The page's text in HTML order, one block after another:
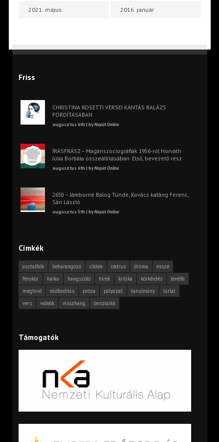
2021. május 2016. január
Friss
CHRISTINA ROSETTI VERSEI KÁNTÁS BALÁZS
FORDÍTÁSÁBAN
augusztus 6th | byNapút Online
ÍRÁSFRÁSZ – Magánszociográfiák 1956-ról Horváth
Júlia Borbála összeállításában. Első, bevezető rész
augusztus 6th | byNapút Online
2650 – Jámborné Balog Tünde, Kovács katáng Ferenc,
Sári László
augusztus 5th | byNapút Online
Címkék
asztalfiók beharangozó cikkek cédrus dráma
esszé
fénykör
haiku hangszóló hírek kritika körkérdés
levélfa
meghívó
műfordítás próza pályázat tanulmány
tárlat
vers
videók visszhang önszócikk
Támogatók